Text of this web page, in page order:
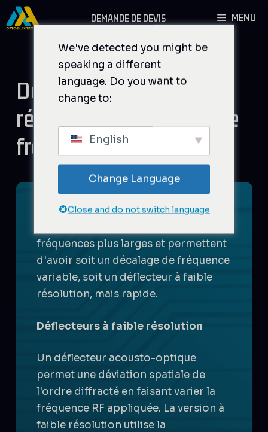
Aller
au
MENU
DEMANDE DE DEVIS
Déflecteurs à faible
résolution et Shifters de
fréquence variable
Ces composants acousto-optiques
fréquences plus larges et permettent
d'avoir soit un décalage de fréquence
variable, soit un déflecteur à faible
résolution, mais rapide.
Déflecteurs à faible résolution
Un déflecteur acousto-optique
permet une déviation spatiale de
l'ordre diffracté en faisant varier la
fréquence RF appliquée. La version à
faible résolution utilise la
We've detected you might be
speaking a different
language. Do you want to
change to:
English
Change Language
Close and do not switch language